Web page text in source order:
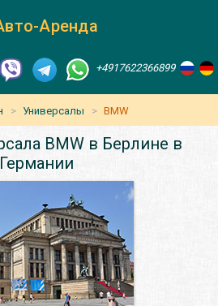
Аренда
+4917622366899
Универсалы BMW
BMW в Берлине в
Германии